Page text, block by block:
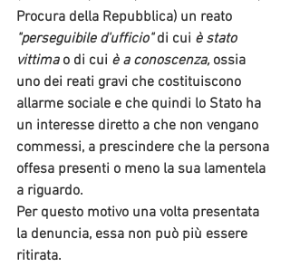
Procura della Repubblica) un reato
"perseguibile d'ufficio" di cui è stato
vittima o di cui è a conoscenza, ossia
uno dei reati gravi che costituiscono
allarme sociale e che quindi lo Stato ha
un interesse diretto a che non vengano
commessi, a prescindere che la persona
offesa presenti o meno la sua lamentela
a riguardo.
Per questo motivo una volta presentata
la denuncia, essa non può più essere
ritirata.